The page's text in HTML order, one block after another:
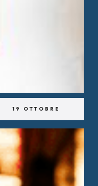
19 OTTOBRE